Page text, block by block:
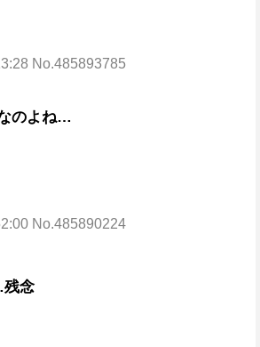
No.485893785
のよね…
No.485890224
念